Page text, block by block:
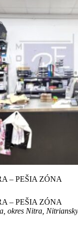
okres Nitra,